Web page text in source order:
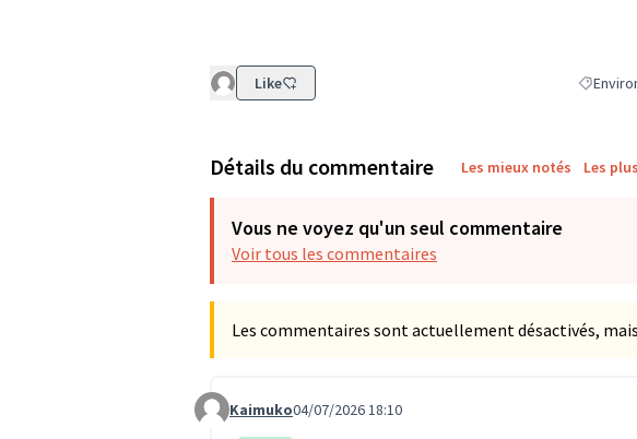
Like Filtrer
Détails du commentaire Les mieux notés Les
Vous ne voyez qu'un seul commentaire
Voir tous les commentaires
Les commentaires sont actuellement désactivés,
Commentaire 2121
Kaimuko04/07/2026 18:10